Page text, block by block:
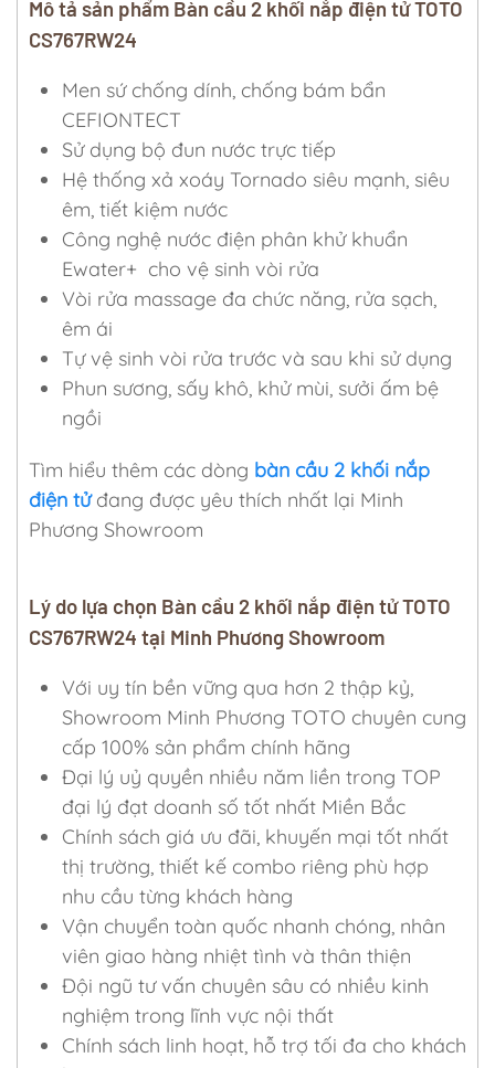
Mô tả sản phẩm Bàn cầu 2 khối nắp điện tử TOTO
CS767RW24
Men sứ chống dính, chống bám bẩn
CEFIONTECT
Sử dụng bộ đun nước trực tiếp
Hệ thống xả xoáy Tornado siêu mạnh, siêu
êm, tiết kiệm nước
Công nghệ nước điện phân khử khuẩn
Ewater+ cho vệ sinh vòi rửa
Vòi rửa massage đa chức năng, rửa sạch,
êm ái
Tự vệ sinh vòi rửa trước và sau khi sử dụng
Phun sương, sấy khô, khử mùi, sưởi ấm bệ
ngồi
Tìm hiểu thêm các dòng bàn cầu 2 khối nắp
điện tử đang được yêu thích nhất lại Minh
Phương Showroom
Lý do lựa chọn Bàn cầu 2 khối nắp điện tử TOTO
CS767RW24 tại Minh Phương Showroom
Với uy tín bền vững qua hơn 2 thập kỷ,
Showroom Minh Phương TOTO chuyên cung
cấp 100% sản phẩm chính hãng
Đại lý uỷ quyền nhiều năm liền trong TOP
đại lý đạt doanh số tốt nhất Miền Bắc
Chính sách giá ưu đãi, khuyến mại tốt nhất
thị trường, thiết kế combo riêng phù hợp
nhu cầu từng khách hàng
Vận chuyển toàn quốc nhanh chóng, nhân
viên giao hàng nhiệt tình và thân thiện
Đội ngũ tư vấn chuyên sâu có nhiều kinh
nghiệm trong lĩnh vực nội thất
Chính sách linh hoạt, hỗ trợ tối đa cho khách